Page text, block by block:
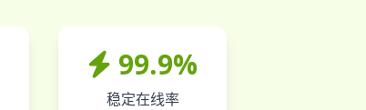
99.9%
稳定在线率